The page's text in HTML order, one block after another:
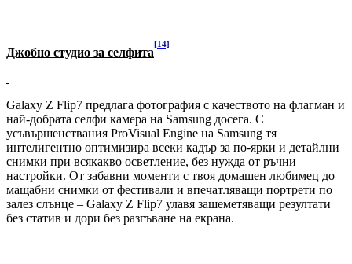
Джобно студио за селфита
[14]
Galaxy Z Flip7 предлага фотография с качеството на флагман и
най-добрата селфи камера на Samsung досега. С
усъвършенствания ProVisual Engine на Samsung тя
интелигентно оптимизира всеки кадър за по-ярки и детайлни
снимки при всякакво осветление, без нужда от ръчни
настройки. От забавни моменти с твоя домашен любимец до
мащабни снимки от фестивали и впечатляващи портрети по
залез слънце – Galaxy Z Flip7 улавя зашеметяващи резултати
без статив и дори без разгъване на екрана.